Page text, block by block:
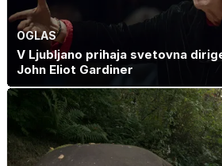
OGLAS
V Ljubljano prihaja svetovna
John Eliot Gardiner